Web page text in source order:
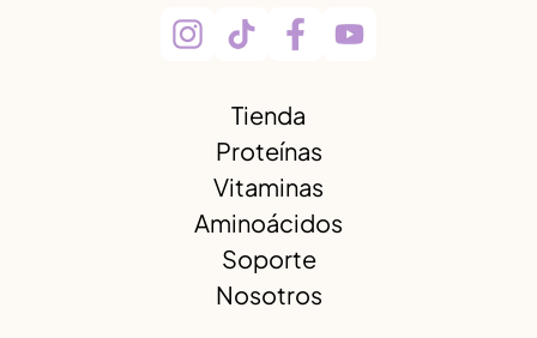
Tienda
Proteínas
Vitaminas
Aminoácidos
Soporte
Nosotros